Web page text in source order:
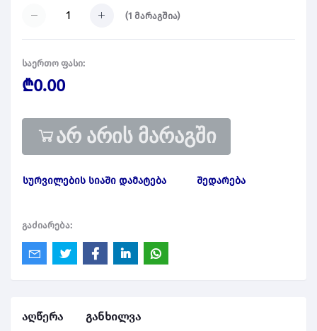
(1 მარაგშია)
საერთო ფასი:
₾0.00
არ არის მარაგში
სურვილების სიაში დამატება შედარება
გაძიარება:
აღწერა განხილვა